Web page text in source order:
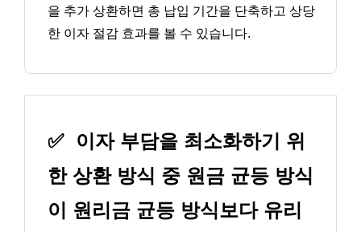
을 추가 상환하면 총 납입 기간을 단축하고 상당
한 이자 절감 효과를 볼 수 있습니다.
✅
이자 부담을 최소화하기 위
한 상환 방식 중 원금 균등 방식
이 원리금 균등 방식보다 유리